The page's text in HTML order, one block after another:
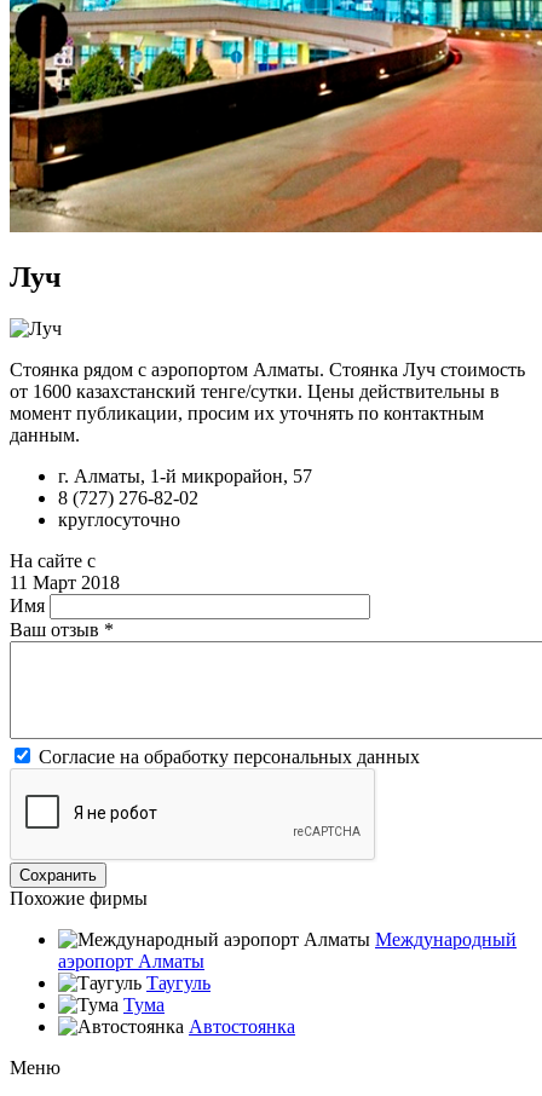
Луч
Стоянка рядом с аэропортом Алматы. Стоянка Луч стоимость
от 1600 казахстанский тенге/сутки. Цены действительны в
момент публикации, просим их уточнять по контактным
данным.
г. Алматы, 1-й микрорайон, 57
8 (727) 276-82-02
круглосуточно
На сайте с
11 Март 2018
Имя
Ваш отзыв *
Согласие на обработку персональных данных
Похожие фирмы
Международный
аэропорт Алматы
Таугуль
Тума
Автостоянка
Меню